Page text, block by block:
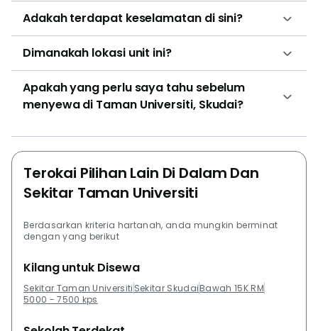
Adakah terdapat keselamatan di sini?
Dimanakah lokasi unit ini?
Apakah yang perlu saya tahu sebelum
menyewa di Taman Universiti, Skudai?
Terokai Pilihan Lain Di Dalam Dan
Sekitar Taman Universiti
Berdasarkan kriteria hartanah, anda mungkin berminat
dengan yang berikut
Kilang untuk Disewa
Sekitar Taman Universiti Sekitar SkudaiBawah 15K RM
5000 - 7500 kps